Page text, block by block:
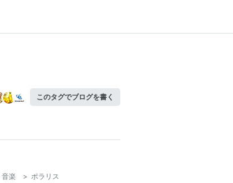
このタグでブログを書く
音楽 > ポラリス